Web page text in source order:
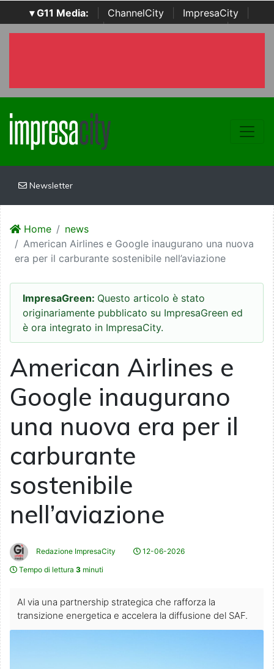
▾ G11 Media: ChannelCity ImpresaCity
SecurityOpenLab | Italian Channel Awards | Italian
Newsletter
Home
news
American Airlines e Google inaugurano una nuova
era per il carburante sostenibile nell’aviazione
ImpresaGreen: Questo articolo è stato
originariamente pubblicato su ImpresaGreen ed
è ora integrato in ImpresaCity.
American Airlines e
Google inaugurano
una nuova era per il
carburante
sostenibile
nell’aviazione
Redazione ImpresaCity
12-06-2026
Tempo di lettura 3 minuti
Al via una partnership strategica che rafforza la
transizione energetica e accelera la diffusione del SAF.